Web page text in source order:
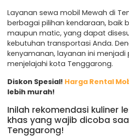
Layanan sewa mobil Mewah di
berbagai pilihan kendaraan, baik
maupun matic, yang dapat
kebutuhan transportasi Anda.
kenyamanan, layanan ini menjadi
menjelajahi kota Tenggarong.
Diskon Spesial! Harga Rental
lebih murah!
Inilah rekomendasi kuliner
khas yang wajib dicoba
Tenggarong!